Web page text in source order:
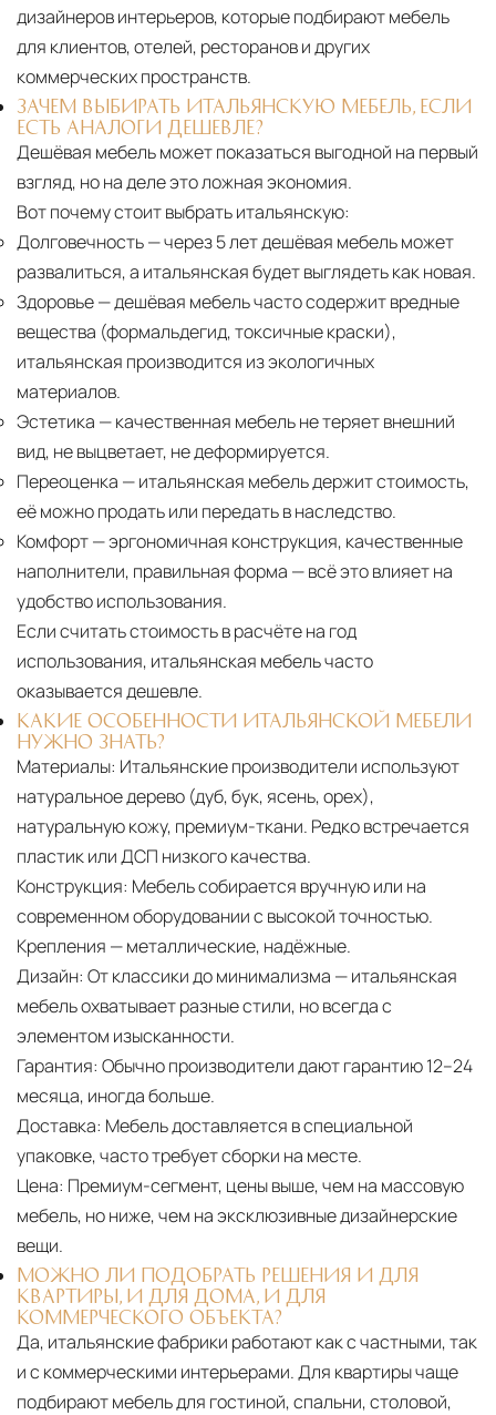
дизайнеров интерьеров, которые подбирают мебель
для клиентов, отелей, ресторанов и других
коммерческих пространств.
ЗАЧЕМ ВЫБИРАТЬ ИТАЛЬЯНСКУЮ МЕБЕЛЬ, ЕСЛИ
ЕСТЬ АНАЛОГИ ДЕШЕВЛЕ?
Дешёвая мебель может показаться выгодной на первый
взгляд, но на деле это ложная экономия.
Вот почему стоит выбрать итальянскую:
Долговечность— через 5 лет дешёвая мебель может
развалиться, а итальянская будет выглядеть как новая.
Здоровье— дешёвая мебель часто содержит вредные
вещества (формальдегид, токсичные краски),
итальянская производится из экологичных
материалов.
Эстетика — качественная мебель не теряет внешний
вид, не выцветает, не деформируется.
Переоценка — итальянская мебель держит стоимость,
её можно продать или передать в наследство.
Комфорт— эргономичная конструкция, качественные
наполнители, правильная форма — всё это влияет на
удобство использования.
Если считать стоимость в расчёте на год
использования, итальянская мебель часто
оказывается дешевле.
КАКИЕ ОСОБЕННОСТИ ИТАЛЬЯНСКОЙ МЕБЕЛИ
НУЖНО ЗНАТЬ?
Материалы: Итальянские производители используют
натуральное дерево (дуб, бук, ясень, орех),
натуральную кожу, премиум-ткани. Редко встречается
пластик или ДСП низкого качества.
Конструкция: Мебель собирается вручную или на
современном оборудовании с высокой точностью.
Крепления — металлические, надёжные.
Дизайн: От классики до минимализма — итальянская
мебель охватывает разные стили, но всегда с
элементом изысканности.
Гарантия: Обычно производители дают гарантию 12–24
месяца, иногда больше.
Доставка: Мебель доставляется в специальной
упаковке, часто требует сборки на месте.
Цена: Премиум-сегмент, цены выше, чем на массовую
мебель, но ниже, чем на эксклюзивные дизайнерские
вещи.
МОЖНО ЛИ ПОДОБРАТЬ РЕШЕНИЯ И ДЛЯ
КВАРТИРЫ, И ДЛЯ ДОМА, И ДЛЯ
КОММЕРЧЕСКОГО ОБЪЕКТА?
Да, итальянские фабрики работают как с частными, так
и с коммерческими интерьерами. Для квартиры чаще
подбирают мебель для гостиной, спальни, столовой,